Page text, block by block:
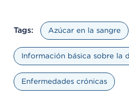
Tags: Azúcar en la sangre
Información básica sobre la
Enfermedades crónicas